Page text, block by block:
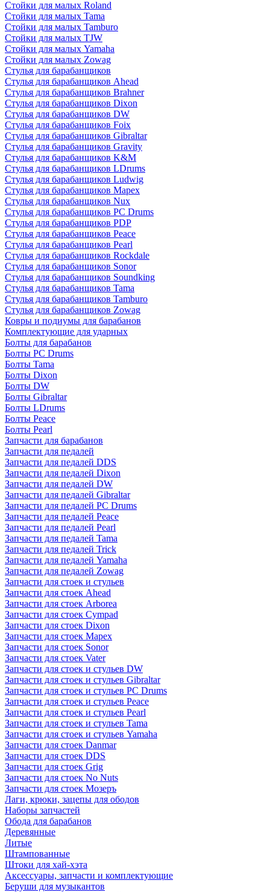
Стойки для малых Roland
Стойки для малых Tama
Стойки для малых Tamburo
Стойки для малых TJW
Стойки для малых Yamaha
Стойки для малых Zowag
Стулья для барабанщиков
Стулья для барабанщиков Ahead
Стулья для барабанщиков Brahner
Стулья для барабанщиков Dixon
Стулья для барабанщиков DW
Стулья для барабанщиков Foix
Стулья для барабанщиков Gibraltar
Стулья для барабанщиков Gravity
Стулья для барабанщиков K&M
Стулья для барабанщиков LDrums
Стулья для барабанщиков Ludwig
Стулья для барабанщиков Mapex
Стулья для барабанщиков Nux
Стулья для барабанщиков PC Drums
Стулья для барабанщиков PDP
Стулья для барабанщиков Peace
Стулья для барабанщиков Pearl
Стулья для барабанщиков Rockdale
Стулья для барабанщиков Sonor
Стулья для барабанщиков Soundking
Стулья для барабанщиков Tama
Стулья для барабанщиков Tamburo
Стулья для барабанщиков Zowag
Ковры и подиумы для барабанов
Комплектующие для ударных
Болты для барабанов
Болты PC Drums
Болты Tama
Болты Dixon
Болты DW
Болты Gibraltar
Болты LDrums
Болты Peace
Болты Pearl
Запчасти для барабанов
Запчасти для педалей
Запчасти для педалей DDS
Запчасти для педалей Dixon
Запчасти для педалей DW
Запчасти для педалей Gibraltar
Запчасти для педалей PC Drums
Запчасти для педалей Peace
Запчасти для педалей Pearl
Запчасти для педалей Tama
Запчасти для педалей Trick
Запчасти для педалей Yamaha
Запчасти для педалей Zowag
Запчасти для стоек и стульев
Запчасти для стоек Ahead
Запчасти для стоек Arborea
Запчасти для стоек Cympad
Запчасти для стоек Dixon
Запчасти для стоек Mapex
Запчасти для стоек Sonor
Запчасти для стоек Vater
Запчасти для стоек и стульев DW
Запчасти для стоек и стульев Gibraltar
Запчасти для стоек и стульев PC Drums
Запчасти для стоек и стульев Peace
Запчасти для стоек и стульев Pearl
Запчасти для стоек и стульев Tama
Запчасти для стоек и стульев Yamaha
Запчасти для стоек Danmar
Запчасти для стоек DDS
Запчасти для стоек Grig
Запчасти для стоек No Nuts
Запчасти для стоек Мозеръ
Лаги, крюки, зацепы для ободов
Наборы запчастей
Обода для барабанов
Деревянные
Литые
Штампованные
Штоки для хай-хэта
Аксессуары, запчасти и комплектующие
Беруши для музыкантов